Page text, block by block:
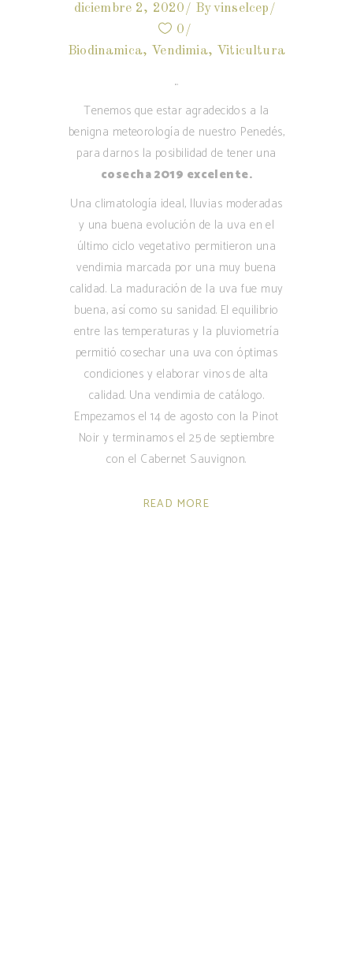
diciembre 2, 2020 Byvinselcep
0
Biodinamica, Vendimia, Viticultura
Tenemos que estar agradecidos a la
benigna meteorología de nuestro Penedés,
para darnos la posibilidad de tener una
cosecha 2019 excelente.
Una climatología ideal, lluvias moderadas
y una buena evolución de la uva en el
último ciclo vegetativo permitieron una
vendimia marcada por una muy buena
calidad. La maduración de la uva fue muy
buena, así como su sanidad. El equilibrio
entre las temperaturas y la pluviometría
permitió cosechar una uva con óptimas
condiciones y elaborar vinos de alta
calidad. Una vendimia de catálogo.
Empezamos el 14 de agosto con la Pinot
Noir y terminamos el 25 de septiembre
con el Cabernet Sauvignon.
READ MORE